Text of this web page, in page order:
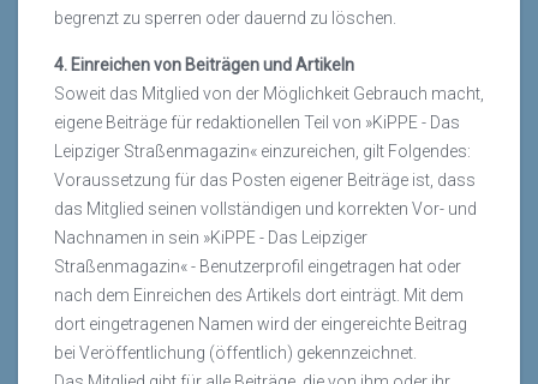
begrenzt zu sperren oder dauernd zu löschen.
4. Einreichen von Beiträgen und Artikeln
Soweit das Mitglied von der Möglichkeit Gebrauch macht,
eigene Beiträge für redaktionellen Teil von »KiPPE - Das
Leipziger Straßenmagazin« einzureichen, gilt Folgendes:
Voraussetzung für das Posten eigener Beiträge ist, dass
das Mitglied seinen vollständigen und korrekten Vor- und
Nachnamen in sein »KiPPE - Das Leipziger
Straßenmagazin« - Benutzerprofil eingetragen hat oder
nach dem Einreichen des Artikels dort einträgt. Mit dem
dort eingetragenen Namen wird der eingereichte Beitrag
bei Veröffentlichung (öffentlich) gekennzeichnet.